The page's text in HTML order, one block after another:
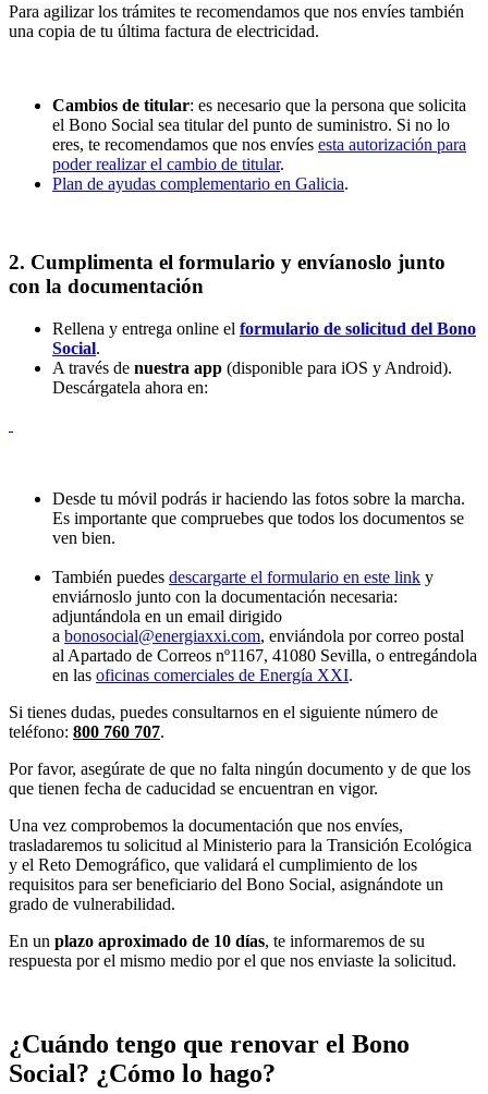
Para agilizar los trámites te recomendamos que nos envíes también
una copia de tu última factura de electricidad.
Cambios de titular: es necesario que la persona que solicita
el Bono Social sea titular del punto de suministro. Si no lo
eres, te recomendamos que nos envíes esta autorización para
poder realizar el cambio de titular.
Plan de ayudas complementario en Galicia.
2. Cumplimenta el formulario y envíanoslo junto
con la documentación
Rellena y entrega online el formulario de solicitud del Bono
Social.
A través de nuestra app (disponible para iOS y Android).
Descárgatela ahora en:
Desde tu móvil podrás ir haciendo las fotos sobre la marcha.
Es importante que compruebes que todos los documentos se
ven bien.
También puedes descargarte el formulario en este link y
enviárnoslo junto con la documentación necesaria:
adjuntándola en un email dirigido
a bonosocial@energiaxxi.com, enviándola por correo postal
al Apartado de Correos nº1167, 41080 Sevilla, o entregándola
en las oficinas comerciales de Energía XXI.
Si tienes dudas, puedes consultarnos en el siguiente número de
teléfono: 800 760 707.
Por favor, asegúrate de que no falta ningún documento y de que los
que tienen fecha de caducidad se encuentran en vigor.
Una vez comprobemos la documentación que nos envíes,
trasladaremos tu solicitud al Ministerio para la Transición Ecológica
y el Reto Demográfico, que validará el cumplimiento de los
requisitos para ser beneficiario del Bono Social, asignándote un
grado de vulnerabilidad.
En un plazo aproximado de 10 días, te informaremos de su
respuesta por el mismo medio por el que nos enviaste la solicitud.
¿Cuándo tengo que renovar el Bono
Social? ¿Cómo lo hago?